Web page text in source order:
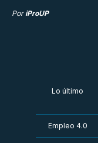
Por iProUP
Lo último
Empleo 4.0